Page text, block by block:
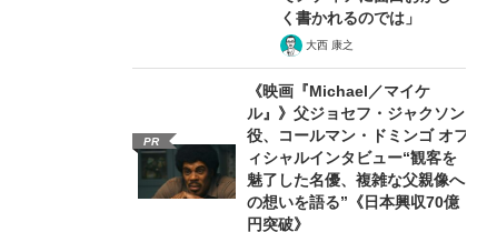
く書かれるのでは」
大西 康之
PR
《映画『Michael／マイケ
ル』》父ジョセフ・ジャクソン
役、コールマン・ドミンゴ オフ
ィシャルインタビュー“観客を
魅了した名優、複雑な父親像へ
の想いを語る”《日本興収70億
円突破》